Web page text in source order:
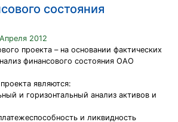
состояния
2012
проекта – на основании фактических
финансового состояния ОАО
являются:
и горизонтальный анализ активов и
и ликвидность